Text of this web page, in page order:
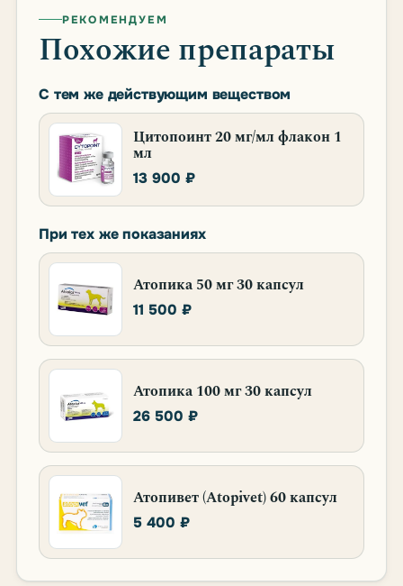
РЕКОМЕНДУЕМ
Похожие препараты
С тем же действующим веществом
Цитопоинт 20 мг/мл флакон 1
мл
13 900 ₽
При тех же показаниях
Атопика 50 мг 30 капсул
11 500 ₽
Атопика 100 мг 30 капсул
26 500 ₽
Атопивет (Atopivet) 60 капсул
5 400 ₽